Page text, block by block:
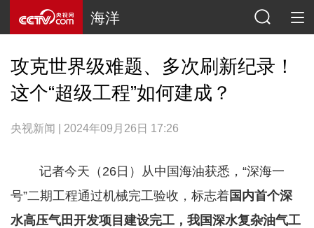
海洋
攻克世界级难题、多次刷新纪录！
这个“超级工程”如何建成？
央视新闻 | 2024年09月26日 17:26
记者今天（26日）从中国海油获悉，“深海一
号”二期工程通过机械完工验收，标志着国内首个深
水高压气田开发项目建设完工，我国深水复杂油气工